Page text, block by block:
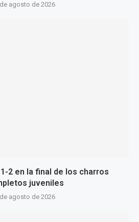
agosto de 2026
2 en la final de los charros
juveniles
agosto de 2026